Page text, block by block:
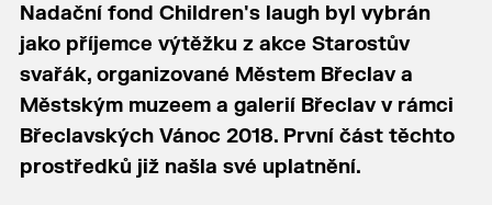
Nadační fond Children's laugh byl vybrán
jako příjemce výtěžku z akce Starostův
svařák, organizované Městem Břeclav a
Městským muzeem a galerií Břeclav v rámci
Břeclavských Vánoc 2018. První část těchto
prostředků již našla své uplatnění.